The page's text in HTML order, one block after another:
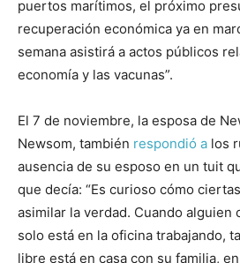
puertos marítimos, el próximo
recuperación económica ya en
semana asistirá a actos públicos
economía y las vacunas”.
El 7 de noviembre, la esposa de
Newsom, también respondió a los
ausencia de su esposo en un tuit
que decía: “Es curioso cómo
asimilar la verdad. Cuando alguien
solo está en la oficina trabajando,
libre está en casa con su familia,